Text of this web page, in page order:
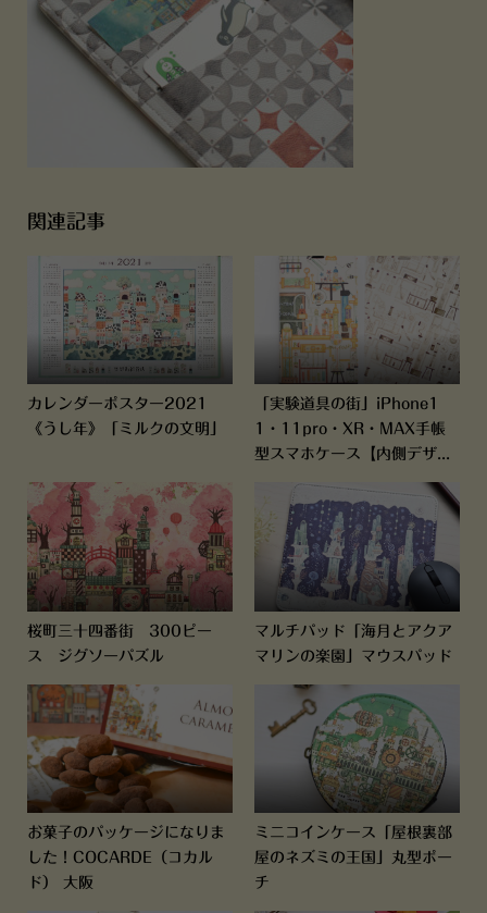
関連記事
カレンダーポスター2021
《うし年》「ミルクの文明」
「実験道具の街」iPhone1
1・11pro・XR・MAX手帳
型スマホケース【内側デザ...
桜町三十四番街 300ピー
ス ジグソーパズル
マルチパッド「海月とアクア
マリンの楽園」マウスパッド
お菓子のパッケージになりま
した！COCARDE（コカル
ド） 大阪
ミニコインケース「屋根裏部
屋のネズミの王国」丸型ポー
チ